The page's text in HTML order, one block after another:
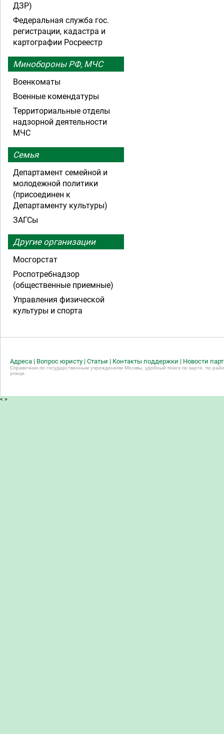
ДЗР)
Федеральная служба гос.
регистрации, кадастра и
картографии Росреестр
Минобороны РФ, МЧС
Военкоматы
Военные комендатуры
Территориальные отделы
надзорной деятельности
МЧС
Семья
Департамент семейной и
молодежной политики
(присоединен к
Департаменту культуры)
ЗАГСы
Другие организации
Мосгорстат
Роспотребнадзор
(общественные приемные)
Управления физической
культуры и спорта
Адреса | Вопрос юристу | Статьи | Контакты поддержки | Новости
Справочник по государственным учреждениям Москвы, удобный поиск по карте, по
улице.
< >